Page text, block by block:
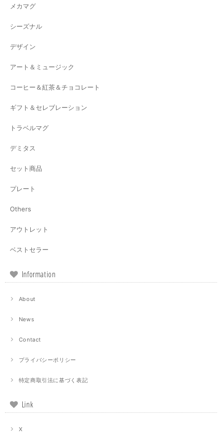
メカマグ
シーズナル
デザイン
アート＆ミュージック
コーヒー＆紅茶＆チョコレート
ギフト＆セレブレーション
トラベルマグ
デミタス
セット商品
プレート
Others
アウトレット
ベストセラー
Information
About
News
Contact
プライバシーポリシー
特定商取引法に基づく表記
Link
X